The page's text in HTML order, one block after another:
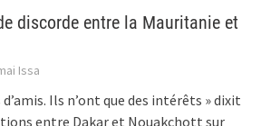
discorde entre la Mauritanie et
Issa
Ils n’ont que des intérêts » dixit
entre Dakar et Nouakchott sur